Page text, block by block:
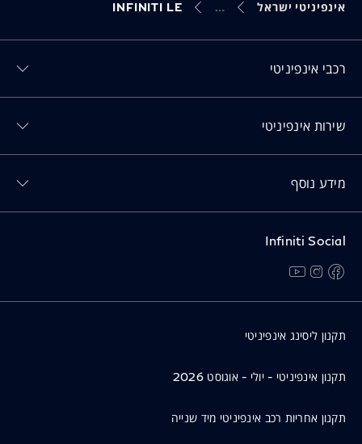
אינפיניטי ישראל INFINITI LE
רכבי אינפיניטי
שירות אינפיניטי
מידע נוסף
Infiniti Social
facebook
נפתח בחלון חדש
instagram
נפתח בחלון חדש
תקנון ליסינג אינפיניטי
תקנון אינפיניטי - יולי - אוגוסט 2026
תקנון אחריות רכב אינפיניטי מיד שנייה